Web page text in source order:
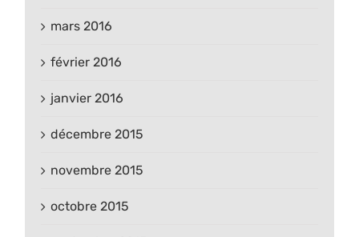
mars 2016
février 2016
janvier 2016
décembre 2015
novembre 2015
octobre 2015